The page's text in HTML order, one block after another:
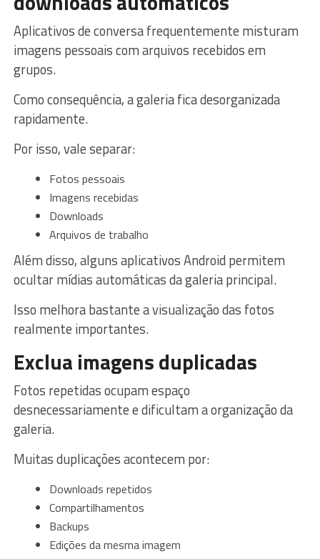
Aplicativos de conversa frequentemente misturam
imagens pessoais com arquivos recebidos em
grupos.
Como consequência, a galeria fica desorganizada
rapidamente.
Por isso, vale separar:
Fotos pessoais
Imagens recebidas
Downloads
Arquivos de trabalho
Além disso, alguns aplicativos Android permitem
ocultar mídias automáticas da galeria principal.
Isso melhora bastante a visualização das fotos
realmente importantes.
Exclua imagens duplicadas
Fotos repetidas ocupam espaço
desnecessariamente e dificultam a organização da
galeria.
Muitas duplicações acontecem por:
Downloads repetidos
Compartilhamentos
Backups
Edições da mesma imagem